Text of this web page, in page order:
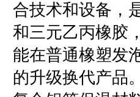
合技术和设备，
和三元乙丙橡胶
能在普通橡塑发
的升级换代产品